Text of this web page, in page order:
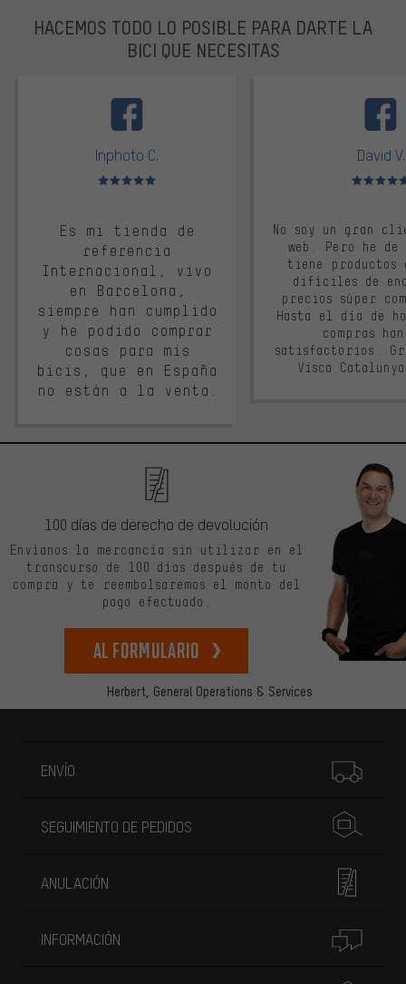
HACEMOS TODO LO POSIBLE PARA DARTE LA
BICI QUE NECESITAS
Inphoto C.
Valoración media: 5 de 5
Es mi tienda de
referencia
Internacional, vivo
en Barcelona,
siempre han cumplido
y he podido comprar
cosas para mis
bicis, que en España
no están a la venta.
David V.
Valoración
No soy un gran
web. Pero he
tiene productos
difíciles de
precios súper
Hasta el día de
compras
satisfactorios.
Visca
Herbert, General Operations & Services
100 días de derecho de devolución
Envíanos la mercancía sin utilizar en el
transcurso de 100 días después de tu
compra y te reembolsaremos el monto del
pago efectuado.
Al formulario
ENVÍO
SEGUIMIENTO DE PEDIDOS
ANULACIÓN
INFORMACIÓN